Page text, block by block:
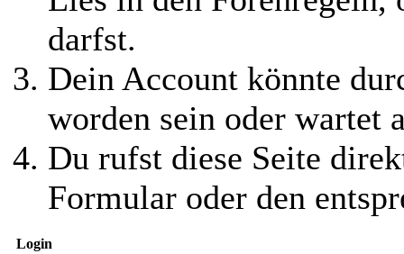
darfst.
Dein Account könnte
worden sein oder wartet
Du rufst diese Seite
Formular oder den
Login